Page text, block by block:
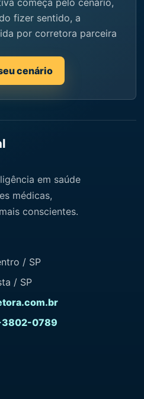
começa pelo cenário,
fizer sentido, a
por corretora parceira
cenário
em saúde
médicas,
conscientes.
/ SP
/ SP
3802-0789